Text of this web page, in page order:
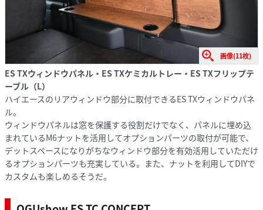
画像(11枚)
ES TXウィンドウパネル・ES TXケミカルトレー・ES TXフリップテ
ーブル（L）
ハイエースのリアウィンドウ部分に取付できるES TXウィンドウパネ
ル。
ウィンドウパネルは窓を保護する役割だけでなく、パネルに埋め込
まれているM6ナットを活用してオプションパーツの取付が可能で、
デットスペースになりがちなウィンドウ部分を有効活用していただけ
るオプションパーツも充実している。また、ナットを利用してDIYで
カスタムも楽しめるそうだ。